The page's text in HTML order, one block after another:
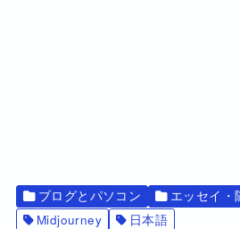
ブログとパソコン
エッセイ・
Midjourney
日本語